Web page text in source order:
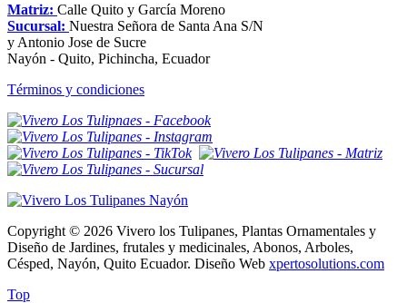
Matriz: Calle Quito y García Moreno
Sucursal: Nuestra Señora de Santa Ana S/N
y Antonio Jose de Sucre
Nayón - Quito, Pichincha, Ecuador
Términos y condiciones
Copyright © 2026 Vivero los Tulipanes, Plantas Ornamentales y
Diseño de Jardines, frutales y medicinales, Abonos, Arboles,
Césped, Nayón, Quito Ecuador. Diseño Web xpertosolutions.com
Top